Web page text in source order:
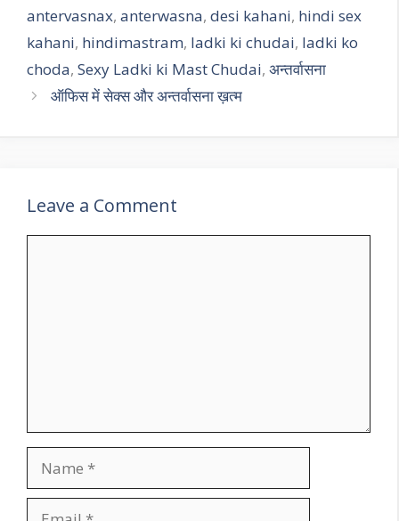
antervasnax, anterwasna, desi kahani, hindi sex
kahani, hindimastram, ladki ki chudai, ladki ko
choda, Sexy Ladki ki Mast Chudai, अन्तर्वासना
ऑफिस में सेक्स और अन्तर्वासना ख़त्म
Leave a Comment